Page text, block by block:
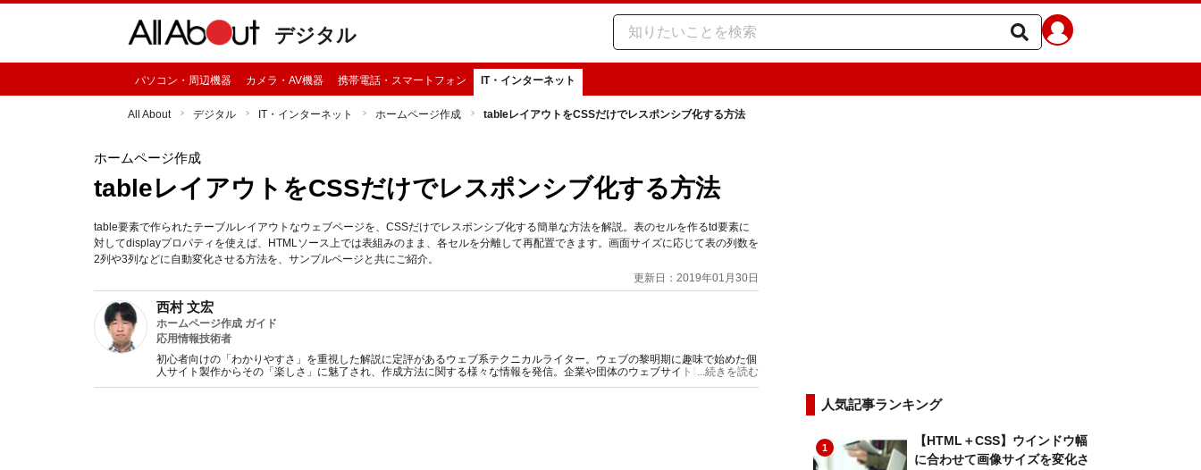
デジタル
パソコン・周辺機器 カメラ・AV機器 携帯電話・スマートフォン IT・インターネット
All About デジタル IT・インターネット ホームページ作成 tableレイアウトをCSSだけでレスポンシブ化する方法
ホームページ作成
tableレイアウトをCSSだけでレスポンシブ化する方法
table要素で作られたテーブルレイアウトなウェブページを、CSSだけでレスポンシブ化する簡単な方法を解説。表のセルを作るtd要素に
対してdisplayプロパティを使えば、HTMLソース上では表組みのまま、各セルを分離して再配置できます。画面サイズに応じて表の列数を
2列や3列などに自動変化させる方法を、サンプルページと共にご紹介。
更新日：2019年01月30日
西村 文宏
ホームページ作成 ガイド
応用情報技術者
初心者向けの「わかりやすさ」を重視した解説に定評があるウェブ系テクニカルライター。ウェブの黎明期に趣味で始めた個
人サイト製作からその「楽しさ」に魅了され、作成方法に関する様々な情報を発信。企業や団体のウェブサイト製作・解説書
籍の執筆なども行っている。
...続きを読む
人気記事ランキング
1
【HTML＋CSS】ウインドウ幅
に合わせて画像サイズを変化さ